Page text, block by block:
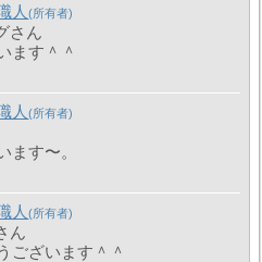
人
さん
ます＾＾
人
ます〜。
人
ん
ございます＾＾